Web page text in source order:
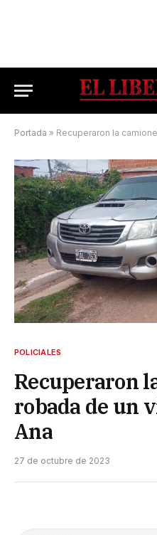
Portada » Recuperaron la
POLICIALES
Recuperaron
robada de un
Ana
27 de octubre de 2023